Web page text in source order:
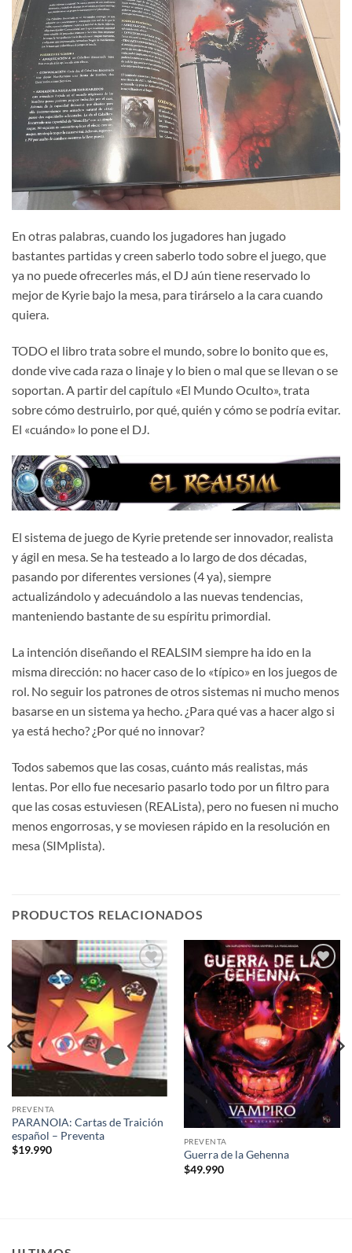
En otras palabras, cuando los jugadores han jugado
bastantes partidas y creen saberlo todo sobre el juego, que
ya no puede ofrecerles más, el DJ aún tiene reservado lo
mejor de Kyrie bajo la mesa, para tirárselo a la cara cuando
quiera.
TODO el libro trata sobre el mundo, sobre lo bonito que es,
donde vive cada raza o linaje y lo bien o mal que se llevan o se
soportan. A partir del capítulo «El Mundo Oculto», trata
sobre cómo destruirlo, por qué, quién y cómo se podría evitar.
El «cuándo» lo pone el DJ.
El sistema de juego de Kyrie pretende ser innovador, realista
y ágil en mesa. Se ha testeado a lo largo de dos décadas,
pasando por diferentes versiones (4 ya), siempre
actualizándolo y adecuándolo a las nuevas tendencias,
manteniendo bastante de su espíritu primordial.
La intención diseñando el REALSIM siempre ha ido en la
misma dirección: no hacer caso de lo «típico» en los juegos de
rol. No seguir los patrones de otros sistemas ni mucho menos
basarse en un sistema ya hecho. ¿Para qué vas a hacer algo si
ya está hecho? ¿Por qué no innovar?
Todos sabemos que las cosas, cuánto más realistas, más
lentas. Por ello fue necesario pasarlo todo por un filtro para
que las cosas estuviesen (REALista), pero no fuesen ni mucho
menos engorrosas, y se moviesen rápido en la resolución en
mesa (SIMplista).
PRODUCTOS RELACIONADOS
Añadir
a la
lista de
deseos
PREVENTA
PARANOIA: Cartas de Traición
español – Preventa
$19.990
Añadir
a la
lista de
deseos
PREVENTA
Guerra de la Gehenna
$49.990